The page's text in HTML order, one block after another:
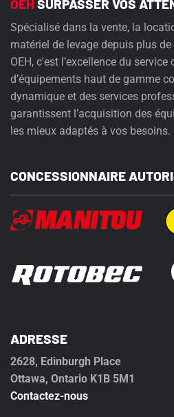
OEH SURPASSER VOS
Spécialisé dans la vente, la
matériel de levage depuis plus de
OEH, c'est l’excellence du
d’équipements haut de gamme
dynamique et des services
garantissent l’acquisition des
les mieux adaptés à vos besoins.
CONCESSIONNAIRE
ADRESSE
2628, Edinburgh Place
Ottawa, Ontario K1B 5M1
Contactez-nous